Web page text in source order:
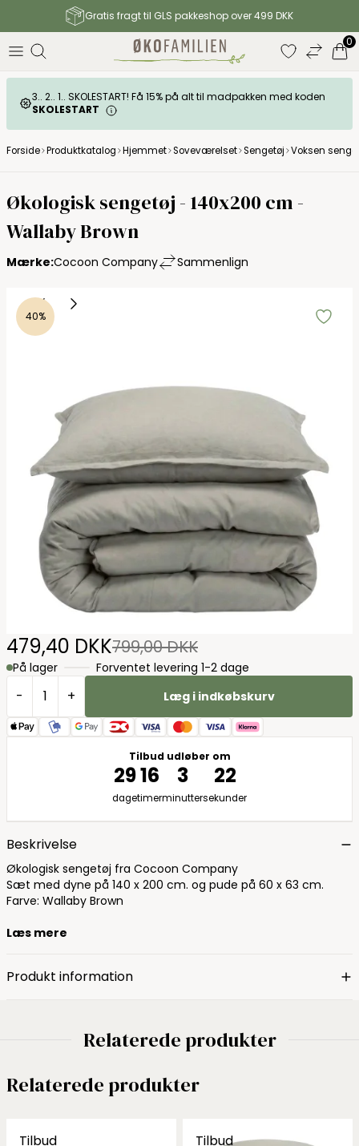
Gratis fragt til GLS pakkeshop over 499 DKK
0
3.. 2.. 1.. SKOLESTART! Få 15% på alt til madpakken med koden
SKOLESTART
Forside Produktkatalog Hjemmet Soveværelset Sengetøj Voksen
Økologisk sengetøj - 140x200 cm -
Wallaby Brown
Mærke:Cocoon Company Sammenlign
40%
479,40 DKK799,00 DKK
På lager Forventet levering 1-2 dage
- + Læg i indkøbskurv
Tilbud udløber om
29
dage
16
timer
3
minutter
21
sekunder
Beskrivelse
Økologisk sengetøj fra Cocoon Company
Sæt med dyne på 140 x 200 cm. og pude på 60 x 63 cm.
Farve: Wallaby Brown
Læs mere
Produkt information
Relaterede produkter
Relaterede produkter
Tilbud Tilbud